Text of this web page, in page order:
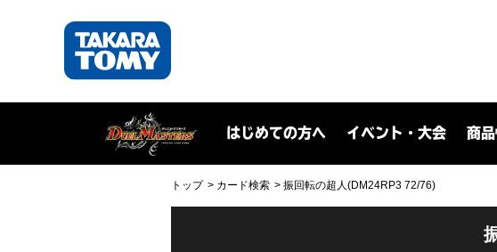
はじめての方へ イベント・大会 商
トップ カード検索 振回転の超人(DM24RP3 72/76)